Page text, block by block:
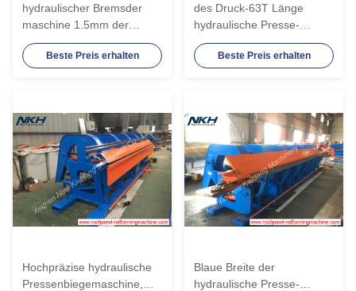
hydraulischer Bremsder
maschine 1.5mm der
Presse-100T×3200
europäischer Entwurf dick
Beste Preis erhalten
des Druck-63T Länge
hydraulische Presse-
Bremsmaschinen-der
Hersteller-3200mm
Beste Preis erhalten
Hochpräzise hydraulische
Pressenbiegemaschine,
Blaue Breite der
hydraulische Presse-